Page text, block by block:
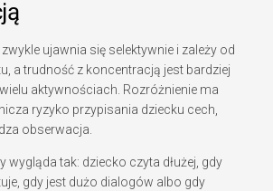
ujawnia się selektywnie i zależy od
a trudność z koncentracją jest bardziej
aktywnościach. Rozróżnienie ma
ryzyko przypisania dziecku cech,
obserwacja.
wygląda tak: dziecko czyta dłużej, gdy
gdy jest dużo dialogów albo gdy